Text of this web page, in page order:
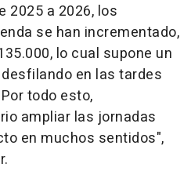
2025 a 2026, los
se han incrementado,
lo cual supone un
en las tardes
todo esto,
ampliar las jornadas
en muchos sentidos",